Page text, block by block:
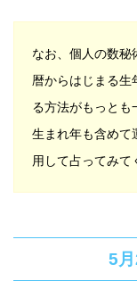
なお、個人の数秘
暦からはじまる生
る方法がもっとも
生まれ年も含めて
用して占ってみて
5